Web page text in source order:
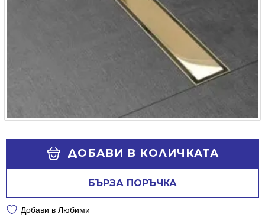
ДОБАВИ В КОЛИЧКАТА
БЪРЗА ПОРЪЧКА
Добави в Любими